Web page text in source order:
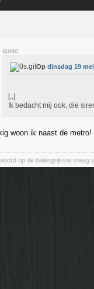
quote:
Op dinsdag 19
[..]
Ik bedacht mij ook, die
woon ik naast de metro!
op de belangrijkste vraag